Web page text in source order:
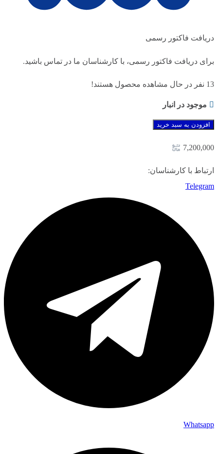
دریافت فاکتور رسمی
برای دریافت فاکتور رسمی، با کارشناسان ما در تماس باشید.
13 نفر در حال مشاهده محصول هستند!
موجود در انبار
افزودن به سبد خرید
7,200,000
ارتباط با کارشناسان:
Telegram
Whatsapp